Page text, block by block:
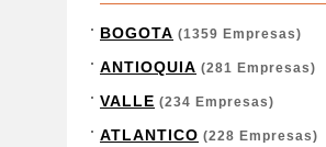
BOGOTA (1359 Empresas)
ANTIOQUIA (281 Empresas)
VALLE (234 Empresas)
ATLANTICO (228 Empresas)